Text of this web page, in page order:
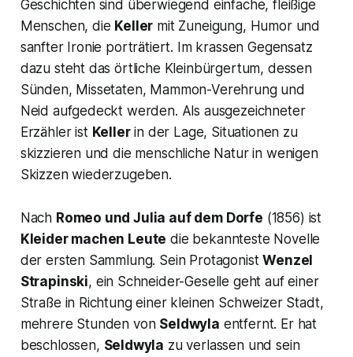
Geschichten sind überwiegend einfache, fleißige
Menschen, die Keller mit Zuneigung, Humor und
sanfter Ironie porträtiert. Im krassen Gegensatz
dazu steht das örtliche Kleinbürgertum, dessen
Sünden, Missetaten, Mammon-Verehrung und
Neid aufgedeckt werden. Als ausgezeichneter
Erzähler ist Kellerin der Lage, Situationen zu
skizzieren und die menschliche Natur in wenigen
Skizzen wiederzugeben.
Nach Romeo und Julia auf dem Dorfe (1856) ist
Kleider machen Leute die bekannteste Novelle
der ersten Sammlung. Sein ProtagonistWenzel
Strapinski, ein Schneider-Geselle geht auf einer
Straße in Richtung einer kleinen Schweizer Stadt,
mehrere Stunden von Seldwyla entfernt. Er hat
beschlossen, Seldwyla zu verlassen und sein